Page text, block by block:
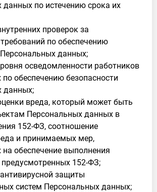
данных по истечению срока их
проверок за
по обеспечению
данных;
осведомленности работников
по обеспечению безопасности
данных;
вреда, который может быть
Персональных данных в
152-ФЗ, соотношение
и принимаемых мер,
обеспечение выполнения
предусмотренных 152-ФЗ;
антивирусной защиты
систем Персональных данных;